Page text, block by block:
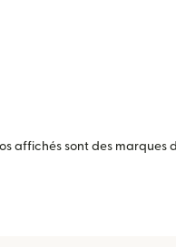
affichés sont des